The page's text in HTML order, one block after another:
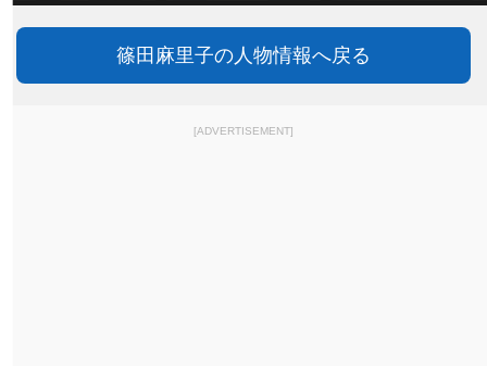
篠田麻里子の人物情報へ戻る
[ADVERTISEMENT]